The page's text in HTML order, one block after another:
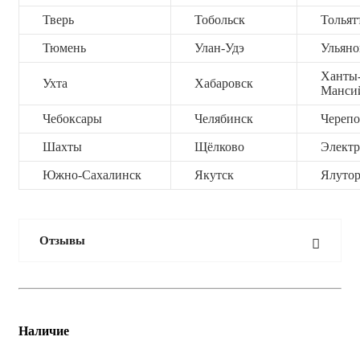
Тверь Тобольск
Тюмень Улан-Удэ
Ухта Хабаровск
Чебоксары Челябинск
Шахты Щёлково
Южно-Сахалинск Якутск
Отзывы
Наличие